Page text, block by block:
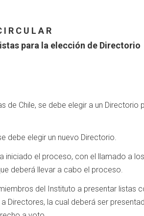
I R C U L A R
para la elección de Directorio
Chile, se debe elegir a un Directorio
debe elegir un nuevo Directorio.
iniciado el proceso, con el llamado a
deberá llevar a cabo el proceso.
del Instituto a presentar listas
Directores, la cual deberá ser